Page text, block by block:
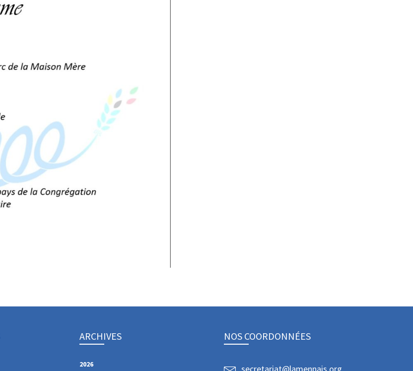
ARCHIVES
2026
NOS COORDONNÉES